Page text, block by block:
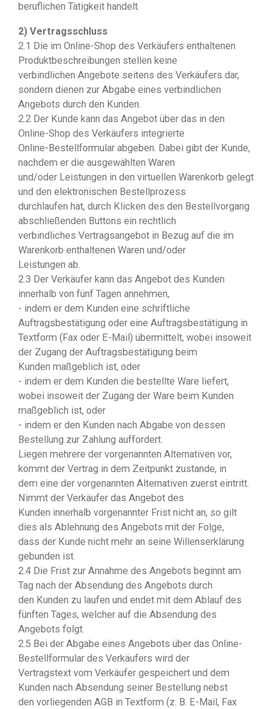
beruflichen Tätigkeit handelt.
2) Vertragsschluss
2.1 Die im Online-Shop des Verkäufers enthaltenen
Produktbeschreibungen stellen keine
verbindlichen Angebote seitens des Verkäufers dar,
sondern dienen zur Abgabe eines verbindlichen
Angebots durch den Kunden.
2.2 Der Kunde kann das Angebot über das in den
Online-Shop des Verkäufers integrierte
Online-Bestellformular abgeben. Dabei gibt der Kunde,
nachdem er die ausgewählten Waren
und/oder Leistungen in den virtuellen Warenkorb gelegt
und den elektronischen Bestellprozess
durchlaufen hat, durch Klicken des den Bestellvorgang
abschließenden Buttons ein rechtlich
verbindliches Vertragsangebot in Bezug auf die im
Warenkorb enthaltenen Waren und/oder
Leistungen ab.
2.3 Der Verkäufer kann das Angebot des Kunden
innerhalb von fünf Tagen annehmen,
- indem er dem Kunden eine schriftliche
Auftragsbestätigung oder eine Auftragsbestätigung in
Textform (Fax oder E-Mail) übermittelt, wobei insoweit
der Zugang der Auftragsbestätigung beim
Kunden maßgeblich ist, oder
- indem er dem Kunden die bestellte Ware liefert,
wobei insoweit der Zugang der Ware beim Kunden
maßgeblich ist, oder
- indem er den Kunden nach Abgabe von dessen
Bestellung zur Zahlung auffordert.
Liegen mehrere der vorgenannten Alternativen vor,
kommt der Vertrag in dem Zeitpunkt zustande, in
dem eine der vorgenannten Alternativen zuerst eintritt.
Nimmt der Verkäufer das Angebot des
Kunden innerhalb vorgenannter Frist nicht an, so gilt
dies als Ablehnung des Angebots mit der Folge,
dass der Kunde nicht mehr an seine Willenserklärung
gebunden ist.
2.4 Die Frist zur Annahme des Angebots beginnt am
Tag nach der Absendung des Angebots durch
den Kunden zu laufen und endet mit dem Ablauf des
fünften Tages, welcher auf die Absendung des
Angebots folgt.
2.5 Bei der Abgabe eines Angebots über das Online-
Bestellformular des Verkäufers wird der
Vertragstext vom Verkäufer gespeichert und dem
Kunden nach Absendung seiner Bestellung nebst
den vorliegenden AGB in Textform (z. B. E-Mail, Fax